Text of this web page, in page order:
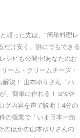
頼った先は、“簡単料理レ
だけ安く、誰にでもできる
シピも公開中!あなたのお
ーム・クリームチーズ・
決！ 山本ゆりさん「ハ
、簡単に作れる！ snsや
グ内容を声で説明！4分の
の授業で「いま日本一売
のほかの山本ゆりさんの